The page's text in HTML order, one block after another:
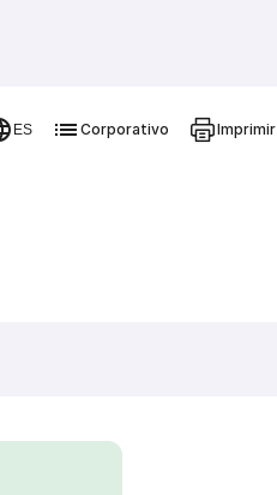
ES Corporativo Imprimir